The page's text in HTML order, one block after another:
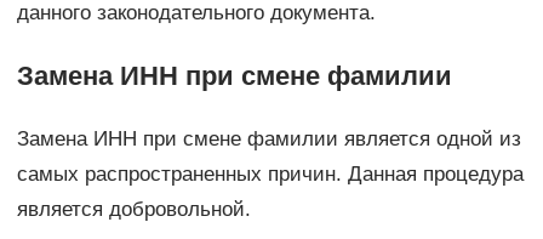
данного законодательного документа.
Замена ИНН при смене фамилии
Замена ИНН при смене фамилии является одной из
самых распространенных причин. Данная процедура
является добровольной.